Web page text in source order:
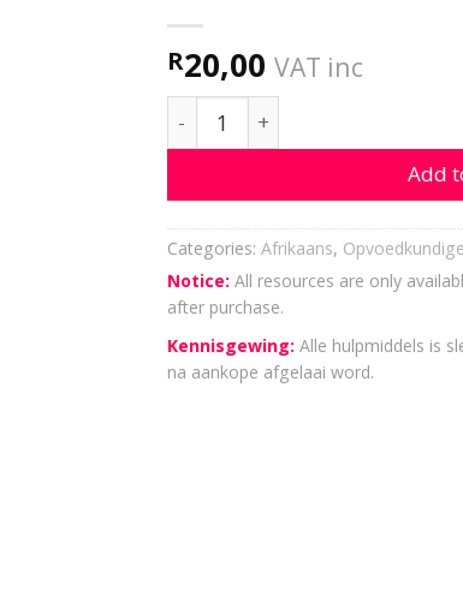
R20,00 VAT inc
Afrikaanse Plakkate -
Add
Categories: Afrikaans,
Notice: All resources are only
after purchase.
Kennisgewing: Alle hulpmiddels is
na aankope afgelaai word.